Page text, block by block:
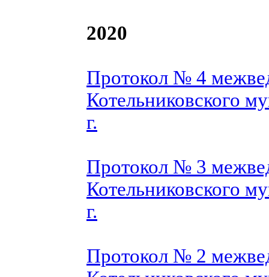
2020
Протокол № 4
Котельниковского
г.
Протокол № 3
Котельниковского
г.
Протокол № 2